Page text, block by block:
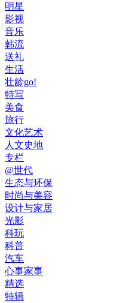
明星
影视
音乐
韩流
送礼
生活
壮龄go!
特写
美食
旅行
文化艺术
人文史地
专栏
@世代
生态与环保
时尚与美容
设计与家居
光影
科玩
科普
汽车
心事家事
精选
特辑